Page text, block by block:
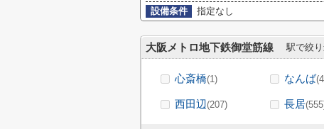
設備条件
指定なし
大阪メトロ地下鉄御堂筋線 駅で絞り
心斎橋(1) なんば
西田辺(207) 長居